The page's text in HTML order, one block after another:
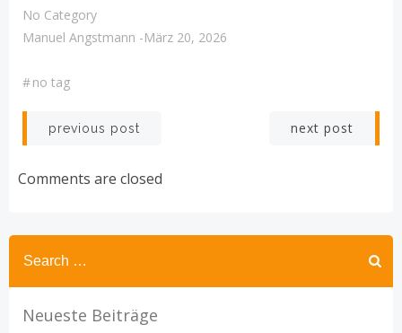
No Category
Manuel Angstmann -März 20, 2026
#no tag
Post
navigation
previous post next post
Comments are closed
Search
for:
Neueste Beiträge